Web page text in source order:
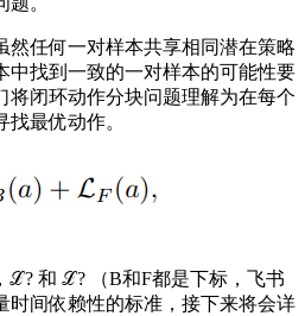
任何一对样本共享相同潜在策略
中找到一致的一对样本的可能性要
将闭环动作分块问题理解为在每个
最优动作。
和 ℒ? （B和F都是下标，飞书
时间依赖性的标准，接下来将会详